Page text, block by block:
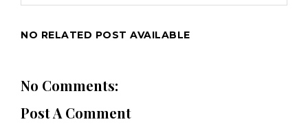
NO RELATED POST AVAILABLE
No Comments:
Post A Comment